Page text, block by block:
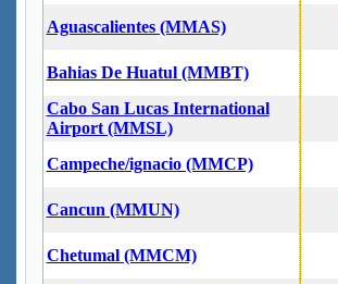
Aguascalientes (MMAS)
Bahias De Huatul (MMBT)
Cabo San Lucas International
Airport (MMSL)
Campeche/ignacio (MMCP)
Cancun (MMUN)
Chetumal (MMCM)